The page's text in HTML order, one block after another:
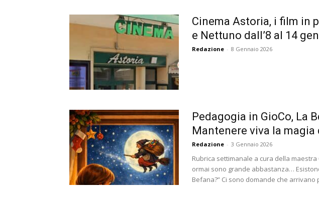
Cinema Astoria, i film in
e Nettuno dall’8 al 14
Redazione - 8 Gennaio 2026
Pedagogia in GioCo, La
Mantenere viva la magia
Redazione - 3 Gennaio 2026
Rubrica settimanale a cura della maestra
ormai sono grande abbastanza…
Befana?” Ci sono domande che arrivano